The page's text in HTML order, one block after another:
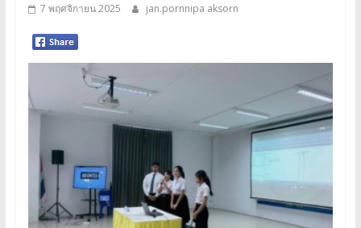
7 พฤศจิกายน 2025 jan.pornnipa aksorn